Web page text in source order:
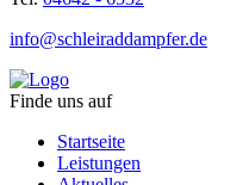
info@schleiraddampfer.de
Finde uns auf
Startseite
Leistungen